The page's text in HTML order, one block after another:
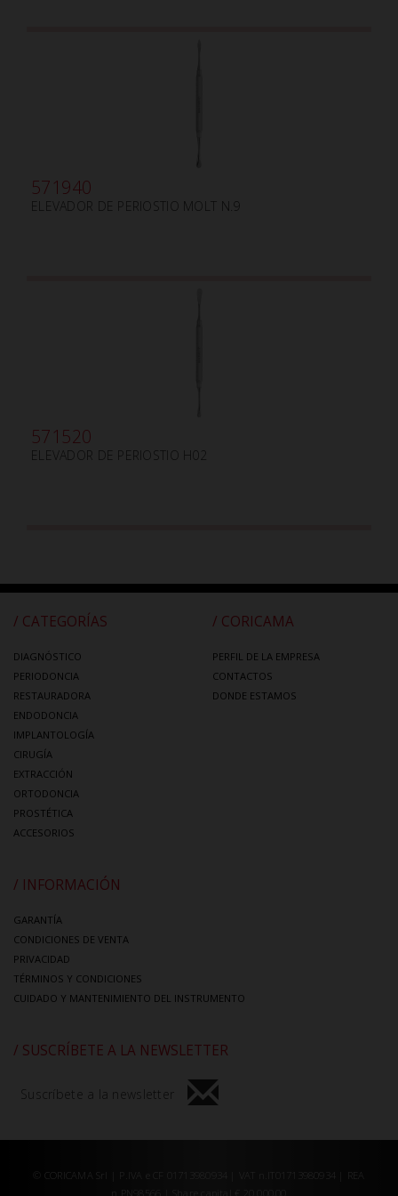
571940
ELEVADOR DE PERIOSTIO MOLT N.9
571520
ELEVADOR DE PERIOSTIO H02
/ CATEGORÍAS
DIAGNÓSTICO
PERIODONCIA
RESTAURADORA
ENDODONCIA
IMPLANTOLOGÍA
CIRUGÍA
EXTRACCIÓN
ORTODONCIA
PROSTÉTICA
ACCESORIOS
/ CORICAMA
PERFIL DE LA EMPRESA
CONTACTOS
DONDE ESTAMOS
/ INFORMACIÓN
GARANTÍA
CONDICIONES DE VENTA
PRIVACIDAD
TÉRMINOS Y CONDICIONES
CUIDADO Y MANTENIMIENTO DEL INSTRUMENTO
/ SUSCRÍBETE A LA NEWSLETTER
Suscríbete a la newsletter
© CORICAMA Srl | P.IVA e CF 01713980934 | VAT n.IT01713980934 | REA